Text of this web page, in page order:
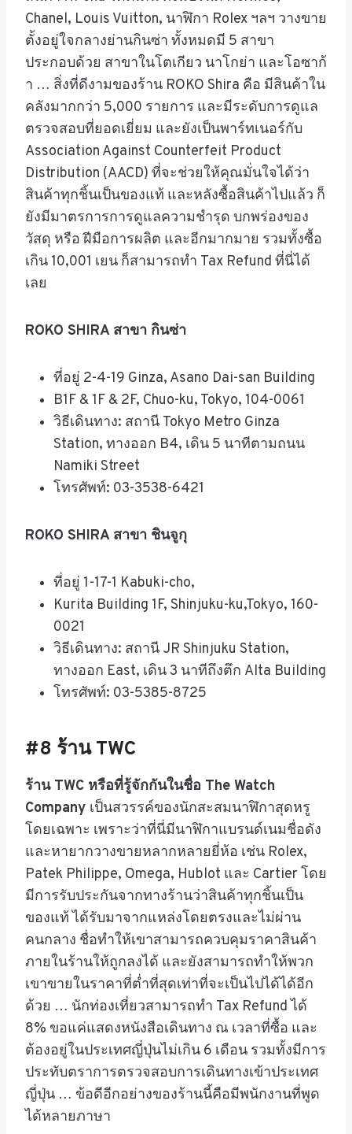
Chanel, Louis Vuitton, นาฬิกา Rolex ฯลฯ วางขาย
ตั้งอยู่ใจกลางย่านกินซ่า ทั้งหมดมี 5 สาขา
ประกอบด้วย สาขาในโตเกียว นาโกย่า และโอซาก้
า … สิ่งที่ดีงามของร้าน ROKO Shira คือ มีสินค้าใน
คลังมากกว่า 5,000 รายการ และมีระดับการดูแล
ตรวจสอบที่ยอดเยี่ยม และยังเป็นพาร์ทเนอร์กับ
Association Against Counterfeit Product
Distribution (AACD) ที่จะช่วยให้คุณมั่นใจได้ว่า
สินค้าทุกชิ้นเป็นของแท้ และหลังซื้อสินค้าไปแล้ว ก็
ยังมีมาตรการการดูแลความชำรุด บกพร่องของ
วัสดุ หรือ ฝีมือการผลิต และอีกมากมาย รวมทั้งซื้อ
เกิน 10,001 เยน ก็สามารถทำ Tax Refund ที่นี่ได้
เลย
ROKO SHIRA สาขา กินซ่า
ที่อยู่ 2-4-19 Ginza, Asano Dai-san Building
B1F & 1F & 2F, Chuo-ku, Tokyo, 104-0061
วิธีเดินทาง: สถานี Tokyo Metro Ginza
Station, ทางออก B4, เดิน 5 นาทีตามถนน
Namiki Street
โทรศัพท์: 03-3538-6421
ROKO SHIRA สาขา ชินจูกุ
ที่อยู่ 1-17-1 Kabuki-cho,
Kurita Building 1F, Shinjuku-ku,Tokyo, 160-
0021
วิธีเดินทาง: สถานี JR Shinjuku Station,
ทางออก East, เดิน3 นาทีถึงตึก Alta Building
โทรศัพท์: 03-5385-8725
#8 ร้านTWC
ร้านTWC หรือที่รู้จักกันในชื่อ The Watch
Company เป็นสวรรค์ของนักสะสมนาฬิกาสุดหรู
โดยเฉพาะ เพราะว่าที่นี่มีนาฬิกาแบรนด์เนมชื่อดัง
และหายากวางขายหลากหลายยี่ห้อ เช่น Rolex,
Patek Philippe, Omega, Hublot และ Cartier โดย
มีการรับประกันจากทางร้านว่าสินค้าทุกชิ้นเป็น
ของแท้ ได้รับมาจากแหล่งโดยตรงและไม่ผ่าน
คนกลาง ชื่อทำให้เขาสามารถควบคุมราคาสินค้า
ภายในร้านให้ถูกลงได้ และยังสามารถทำให้พวก
เขาขายในราคาที่ต่ำที่สุดเท่าที่จะเป็นไปได้ได้อีก
ด้วย … นักท่องเที่ยวสามารถทำ Tax Refund ได้
8% ขอแค่แสดงหนังสือเดินทาง ณ เวลาที่ซื้อ และ
ต้องอยู่ในประเทศญี่ปุ่นไม่เกิน 6 เดือน รวมทั้งมีการ
ประทับตราการตรวจสอบการเดินทางเข้าประเทศ
ญี่ปุ่น … ข้อดีอีกอย่างของร้านนี้คือมีพนักงานที่พูด
ได้หลายภาษา